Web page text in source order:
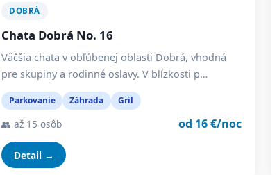
DOBRÁ
Chata Dobrá No. 16
Väčšia chata v obľúbenej oblasti Dobrá, vhodná
pre skupiny a rodinné oslavy. V blízkosti p…
Parkovanie Záhrada Gril
👥 až 15 osôb od 16 €/noc
Detail →